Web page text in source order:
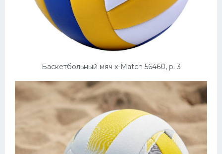
Баскетбольный мяч x-Match 56460, р. 3